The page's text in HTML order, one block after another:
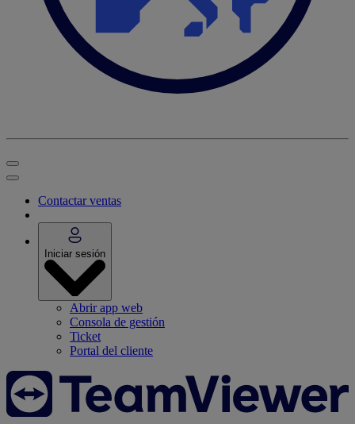
Contactar ventas
Iniciar sesión
Abrir app web
Consola de gestión
Ticket
Portal del cliente